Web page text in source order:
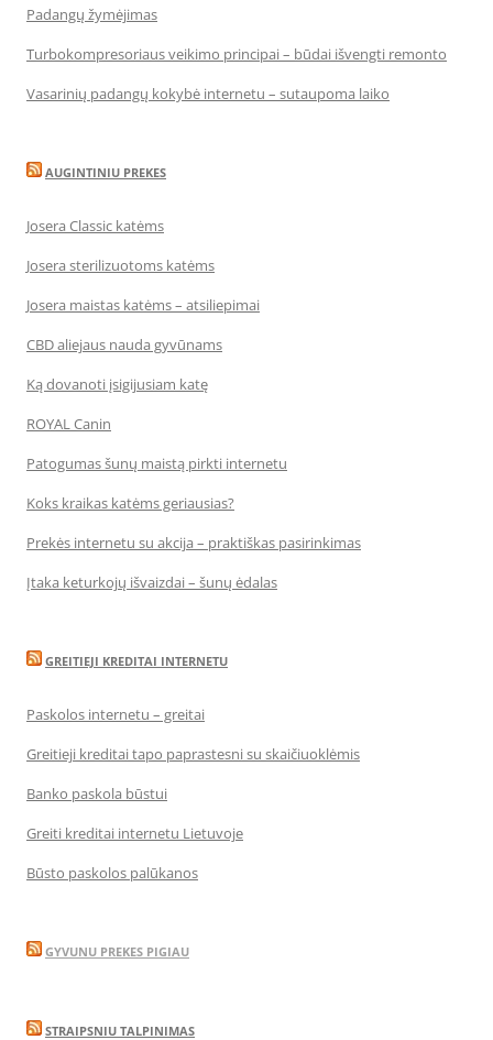
Padangų žymėjimas
Turbokompresoriaus veikimo principai – būdai išvengti remonto
Vasarinių padangų kokybė internetu – sutaupoma laiko
AUGINTINIU PREKES
Josera Classic katėms
Josera sterilizuotoms katėms
Josera maistas katėms – atsiliepimai
CBD aliejaus nauda gyvūnams
Ką dovanoti įsigijusiam katę
ROYAL Canin
Patogumas šunų maistą pirkti internetu
Koks kraikas katėms geriausias?
Prekės internetu su akcija – praktiškas pasirinkimas
Įtaka keturkojų išvaizdai – šunų ėdalas
GREITIEJI KREDITAI INTERNETU
Paskolos internetu – greitai
Greitieji kreditai tapo paprastesni su skaičiuoklėmis
Banko paskola būstui
Greiti kreditai internetu Lietuvoje
Būsto paskolos palūkanos
GYVUNU PREKES PIGIAU
STRAIPSNIU TALPINIMAS